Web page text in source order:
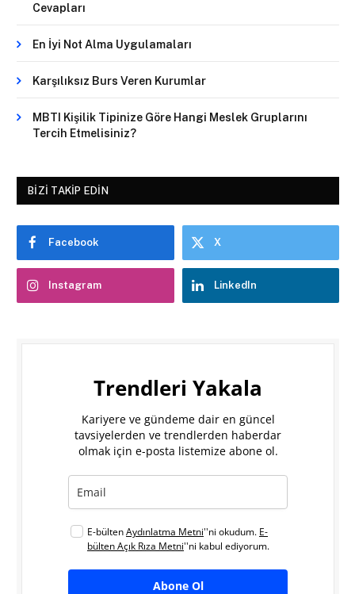
Cevapları
En İyi Not Alma Uygulamaları
Karşılıksız Burs Veren Kurumlar
MBTI Kişilik Tipinize Göre Hangi Meslek Gruplarını
Tercih Etmelisiniz?
BIZI TAKIP EDIN
Facebook X
Instagram LinkedIn
Trendleri Yakala
Kariyere ve gündeme dair en güncel
tavsiyelerden ve trendlerden haberdar
olmak için e-posta listemize abone ol.
E-bültenAydınlatma Metni''ni okudum. E-
bülten Açık Rıza Metni''ni kabul ediyorum.
Abone Ol